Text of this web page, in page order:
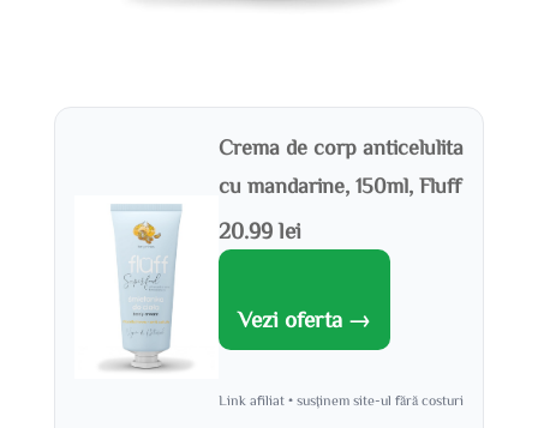
Crema de corp anticelulita
cu mandarine, 150ml, Fluff
20.99 lei
Vezi oferta →
Link afiliat • susținem site-ul fără costuri